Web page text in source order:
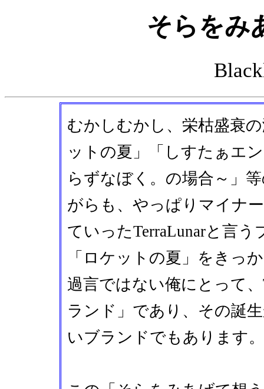
そらをみ
むかしむかし、栄枯盛衰
ットの夏」「しすたぁエ
らずなぼく。の場合～」
がらも、やっぱりマイナ
ていったTerraLunarと言
「ロケットの夏」をきっ
過言ではない俺にとって
ランド」であり、その誕
いブランドでもあります